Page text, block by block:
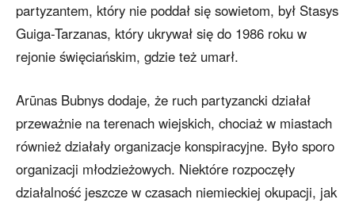
partyzantem, który nie poddał się sowietom, był Stasys
Guiga-Tarzanas, który ukrywał się do 1986 roku w
rejonie święciańskim, gdzie też umarł.
Arūnas Bubnys dodaje, że ruch partyzancki działał
przeważnie na terenach wiejskich, chociaż w miastach
również działały organizacje konspiracyjne. Było sporo
organizacji młodzieżowych. Niektóre rozpoczęły
działalność jeszcze w czasach niemieckiej okupacji, jak